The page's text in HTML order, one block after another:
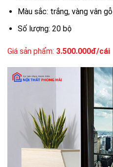
Màu sắc: trắng, vàng vân gỗ
Số lượng: 20 bộ
Giá sản phẩm: 3.500.000đ/cái